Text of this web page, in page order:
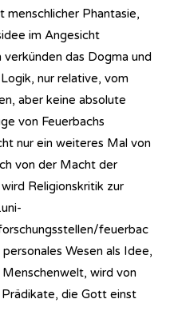
menschlicher Phantasie,
im Angesicht
das Dogma und
nur relative, vom
aber keine absolute
von Feuerbachs
nur ein weiteres Mal von
von der Macht der
Religionskritik zur
feuerbac
Wesen als Idee,
wird von
die Gott einst